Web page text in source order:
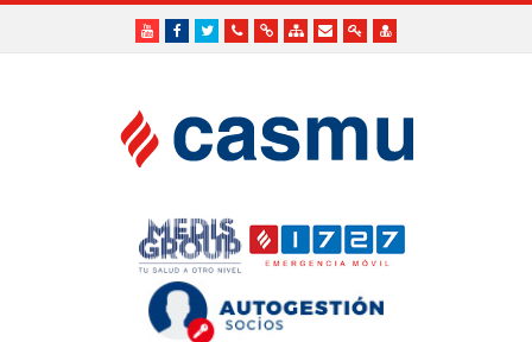
YoutubeFacebook
TwitterTeléfonos
EnlacesMapaFormularios
AccesoAcceso